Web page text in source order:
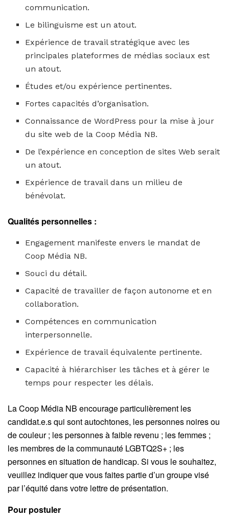
communication.
Le bilinguisme est un atout.
Expérience de travail stratégique avec les
principales plateformes de médias sociaux est
un atout.
Études et/ou expérience pertinentes.
Fortes capacités d’organisation.
Connaissance de WordPress pour la mise à jour
du site web de la Coop Média NB.
De l’expérience en conception de sites Web serait
un atout.
Expérience de travail dans un milieu de
bénévolat.
Qualités personnelles :
Engagement manifeste envers le mandat de
Coop Média NB.
Souci du détail.
Capacité de travailler de façon autonome et en
collaboration.
Compétences en communication
interpersonnelle.
Expérience de travail équivalente pertinente.
Capacité à hiérarchiser les tâches et à gérer le
temps pour respecter les délais.
La Coop Média NB encourage particulièrement les
candidat.e.s qui sont autochtones, les personnes noires ou
de couleur ; les personnes à faible revenu ; les femmes ;
les membres de la communauté LGBTQ2S+ ; les
personnes en situation de handicap. Si vous le souhaitez,
veuillez indiquer que vous faites partie d’un groupe visé
par l’équité dans votre lettre de présentation.
Pour postuler